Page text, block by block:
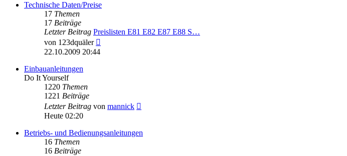
Technische Daten/Preise
17 Themen
17 Beiträge
Letzter Beitrag Preislisten E81 E82 E87 E88 S…
von 123dquäler
22.10.2009 20:44
Einbauanleitungen
Do It Yourself
1220 Themen
1221 Beiträge
Letzter Beitrag von mannick
Heute 02:20
Betriebs- und Bedienungsanleitungen
16 Themen
16 Beiträge